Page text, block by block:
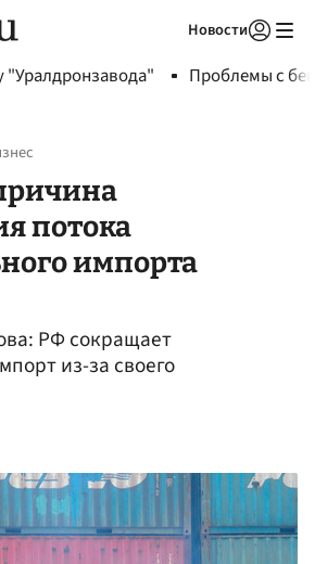
Новости
"Уралдронзавода" Проблемы с
потока
импорта
РФ сокращает
из-за своего